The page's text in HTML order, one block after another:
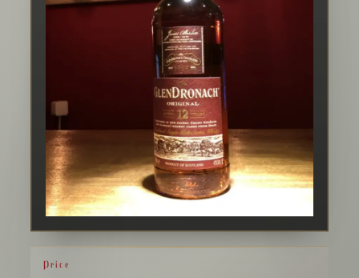
Price